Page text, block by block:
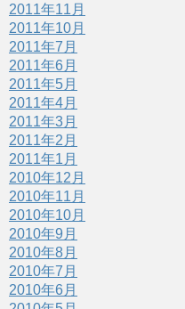
2011年11月
2011年10月
2011年7月
2011年6月
2011年5月
2011年4月
2011年3月
2011年2月
2011年1月
2010年12月
2010年11月
2010年10月
2010年9月
2010年8月
2010年7月
2010年6月